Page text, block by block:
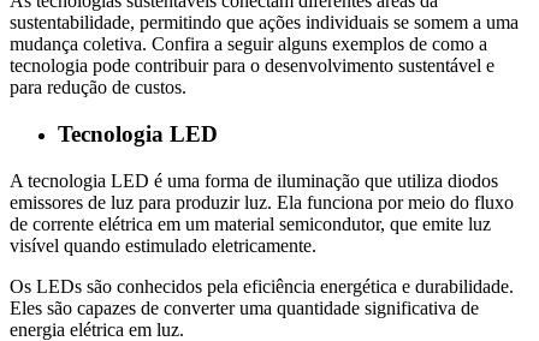
sustentabilidade, permitindo que ações individuais se somem a uma
mudança coletiva. Confira a seguir alguns exemplos de como a
tecnologia pode contribuir para o desenvolvimento sustentável e
para redução de custos.
Tecnologia LED
A tecnologia LED é uma forma de iluminação que utiliza diodos
emissores de luz para produzir luz. Ela funciona por meio do fluxo
de corrente elétrica em um material semicondutor, que emite luz
visível quando estimulado eletricamente.
Os LEDs são conhecidos pela eficiência energética e durabilidade.
Eles são capazes de converter uma quantidade significativa de
energia elétrica em luz.